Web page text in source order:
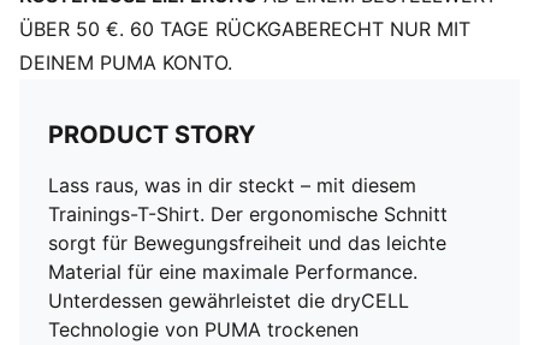
ÜBER 50 €. 60 TAGE RÜCKGABERECHT NUR MIT
DEINEM PUMA KONTO.
PRODUCT STORY
Lass raus, was in dir steckt – mit diesem
Trainings-T-Shirt. Der ergonomische Schnitt
sorgt für Bewegungsfreiheit und das leichte
Material für eine maximale Performance.
Unterdessen gewährleistet die dryCELL
Technologie von PUMA trockenen